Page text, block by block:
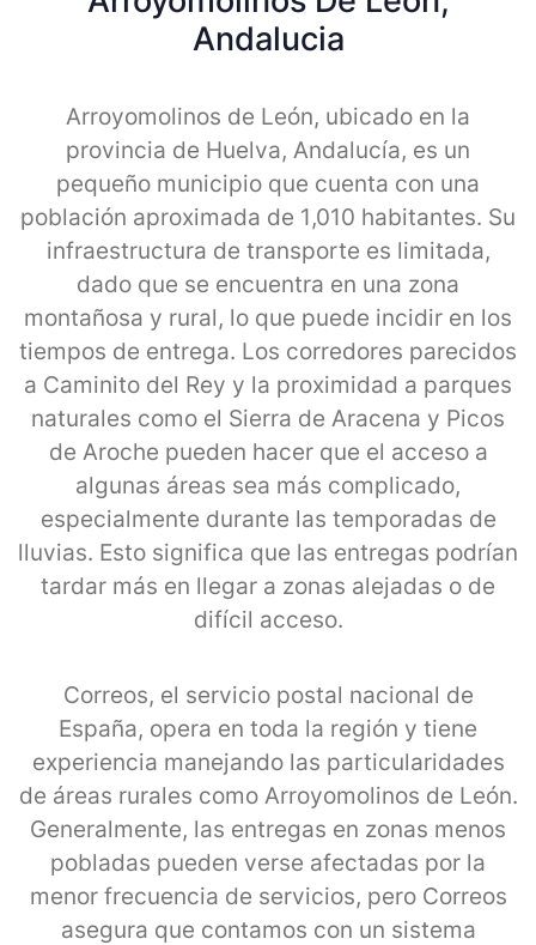
Andalucia
Arroyomolinos de León, ubicado en la
provincia de Huelva, Andalucía, es un
pequeño municipio que cuenta con una
población aproximada de 1,010 habitantes. Su
infraestructura de transporte es limitada,
dado que se encuentra en una zona
montañosa y rural, lo que puede incidir en los
tiempos de entrega. Los corredores parecidos
a Caminito del Rey y la proximidad a parques
naturales como el Sierra de Aracena y Picos
de Aroche pueden hacer que el acceso a
algunas áreas sea más complicado,
especialmente durante las temporadas de
lluvias. Esto significa que las entregas podrían
tardar más en llegar a zonas alejadas o de
difícil acceso.
Correos, el servicio postal nacional de
España, opera en toda la región y tiene
experiencia manejando las particularidades
de áreas rurales como Arroyomolinos de León.
Generalmente, las entregas en zonas menos
pobladas pueden verse afectadas por la
menor frecuencia de servicios, pero Correos
asegura que contamos con un sistema